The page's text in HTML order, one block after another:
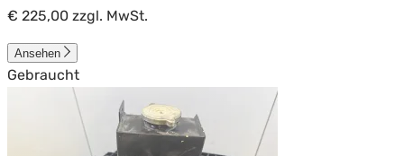
€ 225,00zzgl. MwSt.
Ansehen
Gebraucht